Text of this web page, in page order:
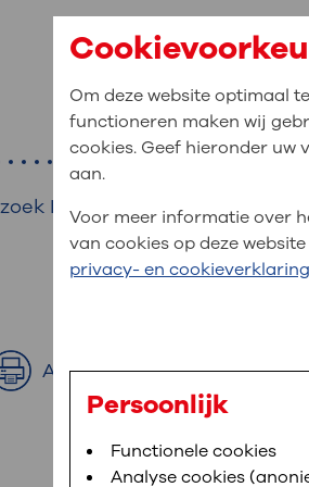
website navigatie
bent u
Bloedafname,MijnOLVG,
medische
In MijnOLVG kunt u uw
het u uitkomt. OLVG breidt
Fertiliteit/Gynaecologie/
Afdrukken
Om deze website optimaal
functioneren maken wij
cookies. Geef hieronder uw
aan.
Voor meer informatie over
van cookies op deze
privacy- en cookieverklaring
Persoonlijk
Functionele cookies
Analyse cookies